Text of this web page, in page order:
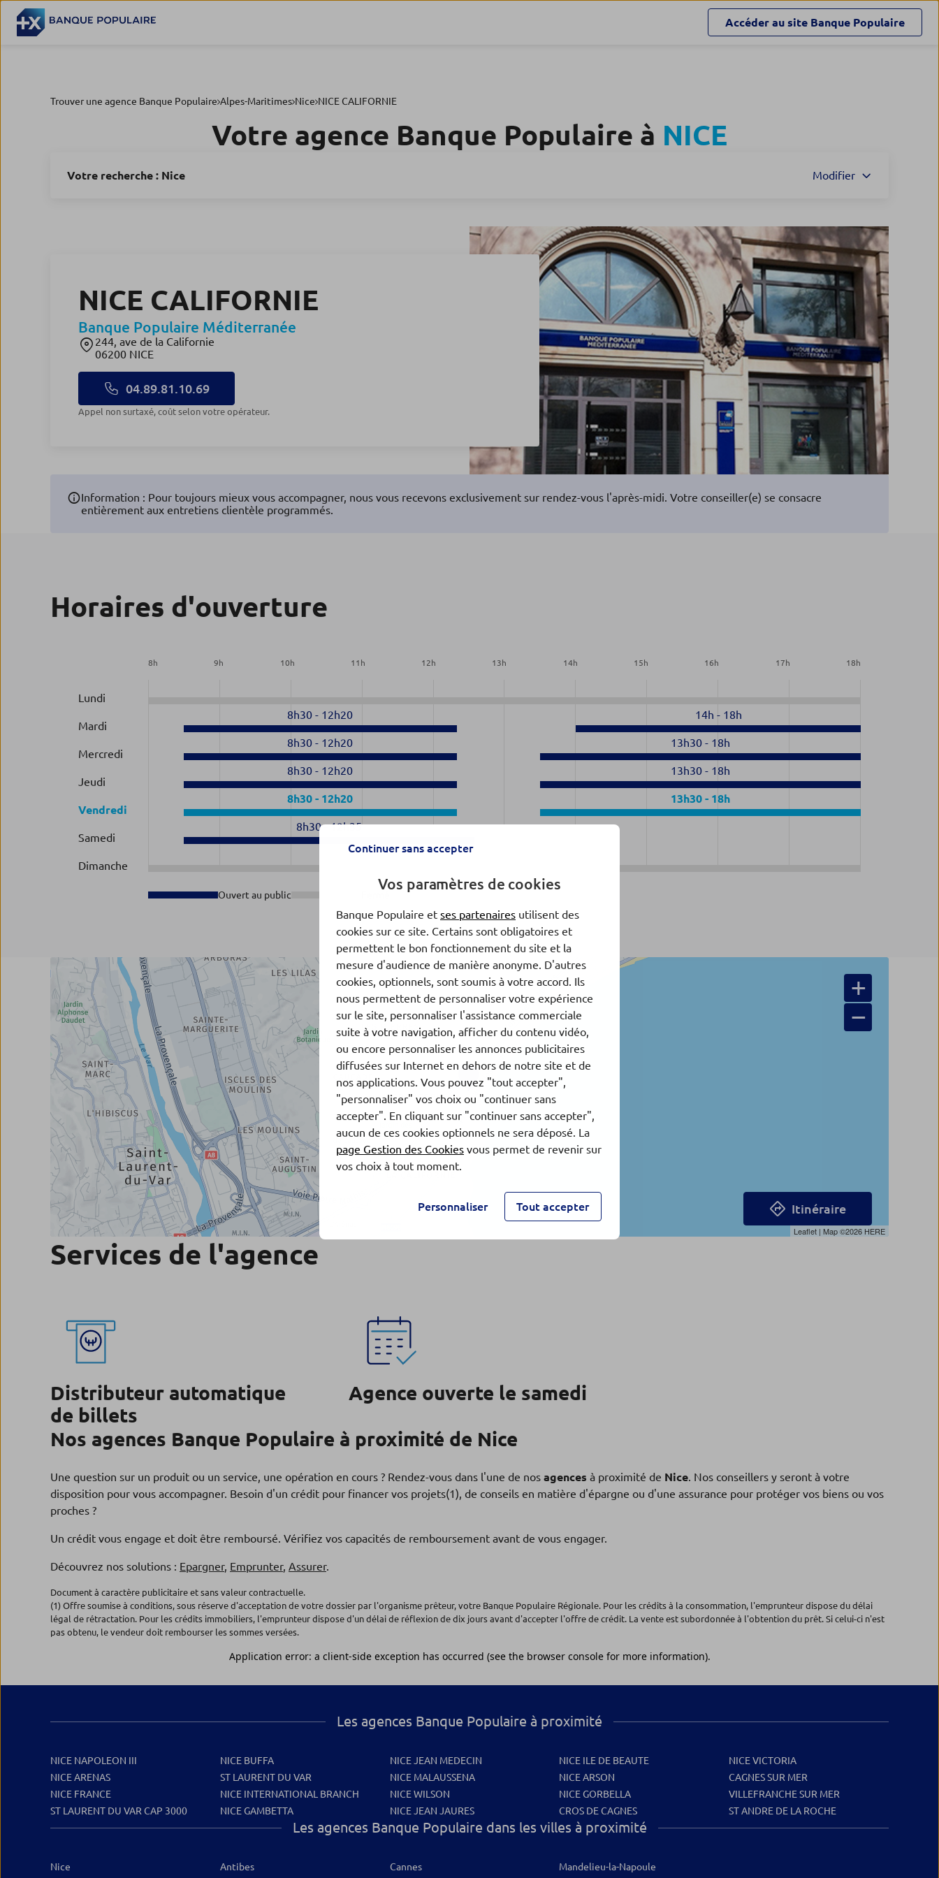
Accéder au site Banque Populaire
Trouver une agence Banque Populaire Alpes-Maritimes Nice NICE CALIFORNIE
Votre agence Banque Populaire à NICE
Votre recherche : Nice Modifier
NICE CALIFORNIE
Banque Populaire Méditerranée
244, ave de la Californie
06200 NICE
04.89.81.10.69
Appel non surtaxé, coût selon votre opérateur.
Information : Pour toujours mieux vous accompagner, nous vous recevons exclusivement sur rendez-vous l'après-midi. Votre conseiller(e) se consacre
entièrement aux entretiens clientèle programmés.
Horaires d'ouverture
8h 9h 10h 11 h 12h 13h 14h 15h 16h 17h 18h
Lundi
Mardi
8h30 - 12h20 14h - 18h
Mercredi
8h30 - 12h20 13h30 - 18h
Jeudi
8h30 - 12h20 13h30 - 18h
Vendredi
8h30 - 12h20 13h30 - 18h
Samedi
8h30-12h35
Dimanche
Ouvert au public
+
−
Leaflet | Map ©2026 HERE
Itinéraire
Services de l'agence
Distributeur automatique
de billets
Agence ouverte le samedi
Nos agences Banque Populaire à proximité de Nice
Une question sur un produit ou un service, une opération en cours ? Rendez-vous dans l'une de nos agences à proximité de Nice. Nos conseillers y seront à votre
disposition pour vous accompagner. Besoin d'un crédit pour financer vos projets(1), de conseils en matière d'épargne ou d'une assurance pour protéger vos biens ou vos
proches ?
Un crédit vous engage et doit être remboursé. Vérifiez vos capacités de remboursement avant de vous engager.
Découvrez nos solutions : Epargner, Emprunter, Assurer.
Document à caractère publicitaire et sans valeur contractuelle.
(1) Offre soumise à conditions, sous réserve d'acceptation de votre dossier par l'organisme prêteur, votre Banque Populaire Régionale. Pour les crédits à la consommation, l'emprunteur dispose du délai
légal de rétractation. Pour les crédits immobiliers, l'emprunteur dispose d'un délai de réflexion de dix jours avant d'accepter l'offre de crédit. La vente est subordonnée à l'obtention du prêt. Si celui-ci n'est
pas obtenu, le vendeur doit rembourser les sommes versées.
Les agences Banque Populaire à proximité
NICE NAPOLEON III
NICE ARENAS
NICE FRANCE
ST LAURENT DU VAR CAP 3000
NICE BUFFA
ST LAURENT DU VAR
NICE INTERNATIONAL BRANCH
NICE GAMBETTA
NICE JEAN MEDECIN
NICE MALAUSSENA
NICE WILSON
NICE JEAN JAURES
NICE ILE DE BEAUTE
NICE ARSON
NICE GORBELLA
CROS DE CAGNES
NICE VICTORIA
CAGNES SUR MER
VILLEFRANCHE SUR MER
ST ANDRE DE LA ROCHE
Les agences Banque Populaire dans les villes à proximité
Nice Antibes Cannes Mandelieu-la-Napoule
Continuer sans accepter
Vos paramètres de cookies
Banque Populaire et ses partenaires utilisent des
cookies sur ce site. Certains sont obligatoires et
permettent le bon fonctionnement du site et la
mesure d'audience de manière anonyme. D'autres
cookies, optionnels, sont soumis à votre accord. Ils
nous permettent de personnaliser votre expérience
sur le site, personnaliser l'assistance commerciale
suite à votre navigation, afficher du contenu vidéo,
ou encore personnaliser les annonces publicitaires
diffusées sur Internet en dehors de notre site et de
nos applications. Vous pouvez "tout accepter",
"personnaliser" vos choix ou "continuer sans
accepter". En cliquant sur "continuer sans accepter",
aucun de ces cookies optionnels ne sera déposé. La
page Gestion des Cookies vous permet de revenir sur
vos choix à tout moment.
Personnaliser Tout accepter